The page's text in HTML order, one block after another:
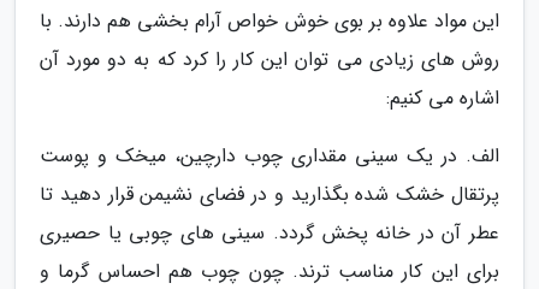
این مواد علاوه بر بوی خوش خواص آرام بخشی هم دارند. با
روش های زیادی می توان این کار را کرد که به دو مورد آن
اشاره می کنیم:
الف. در یک سینی مقداری چوب دارچین، میخک و پوست
پرتقال خشک شده بگذارید و در فضای نشیمن قرار دهید تا
عطر آن در خانه پخش گردد. سینی های چوبی یا حصیری
برای این کار مناسب ترند. چون چوب هم احساس گرما و